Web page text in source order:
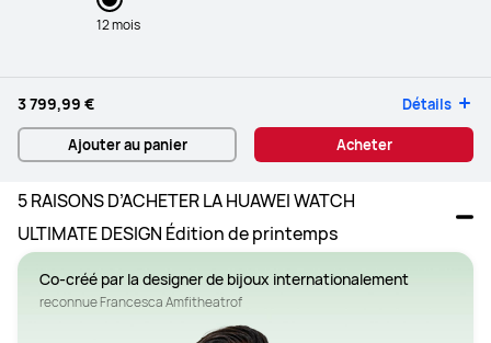
12 mois
3 799,99 € Détails
Ajouter au panier Acheter
5 RAISONS D’ACHETER LA HUAWEI WATCH
ULTIMATE DESIGN Édition de printemps
Co-créé par la designer de bijoux internationalement